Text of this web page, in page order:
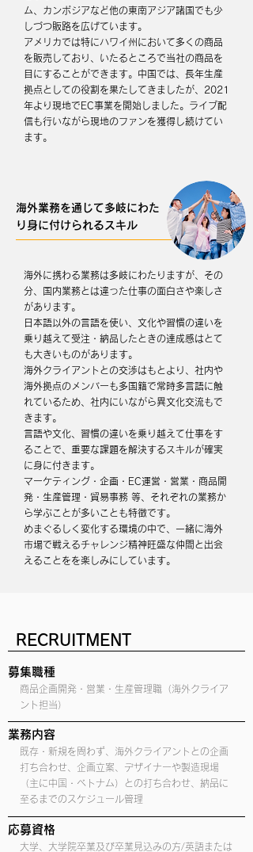
ム、カンボジアなど他の東南アジア諸国でも少
しづつ販路を広げています。
アメリカでは特にハワイ州において多くの商品
を販売しており、いたるところで当社の商品を
目にすることができます。中国では、長年生産
拠点としての役割を果たしてきましたが、2021
年より現地でEC事業を開始しました。ライブ配
信も行いながら現地のファンを獲得し続けてい
ます。
海外業務を通じて多岐にわた
り身に付けられるスキル
海外に携わる業務は多岐にわたりますが、その
分、国内業務とは違った仕事の面白さや楽しさ
があります。
日本語以外の言語を使い、文化や習慣の違いを
乗り越えて受注・納品したときの達成感はとて
も大きいものがあります。
海外クライアントとの交渉はもとより、社内や
海外拠点のメンバーも多国籍で常時多言語に触
れているため、社内にいながら異文化交流もで
きます。
言語や文化、習慣の違いを乗り越えて仕事をす
ることで、重要な課題を解決するスキルが確実
に身に付きます。
マーケティング・企画・EC運営・営業・商品開
発・生産管理・貿易事務 等、 それぞれの業務か
ら学ぶことが多いことも特徴です。
めまぐるしく変化する環境の中で、一緒に海外
市場で戦えるチャレンジ精神旺盛な仲間と出会
えることをを楽しみにしています。
RECRUITMENT
募集職種
商品企画開発・営業・生産管理職（海外クライア
ント担当）
業務内容
既存・新規を問わず、海外クライアントとの企画
打ち合わせ、企画立案、デザイナーや製造現場
（主に中国・ベトナム）との打ち合わせ、納品に
至るまでのスケジュール管理
応募資格
大学、大学院卒業及び卒業見込みの方/英語または